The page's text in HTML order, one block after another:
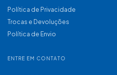
Política de Privacidade
Trocas e Devoluções
Política de Envio
ENTRE EM CONTATO